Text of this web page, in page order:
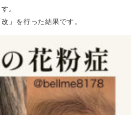
。
」を行った結果です。